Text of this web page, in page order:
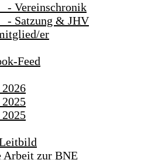
& JHV
er
Feed
zur BNE